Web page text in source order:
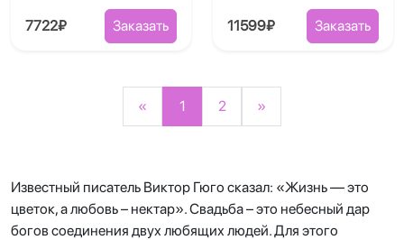
7722₽ Заказать 11599₽ Заказать
« 1 2 »
Известный писатель Виктор Гюго сказал: «Жизнь — это
цветок, а любовь – нектар». Свадьба – это небесный дар
богов соединения двух любящих людей. Для этого